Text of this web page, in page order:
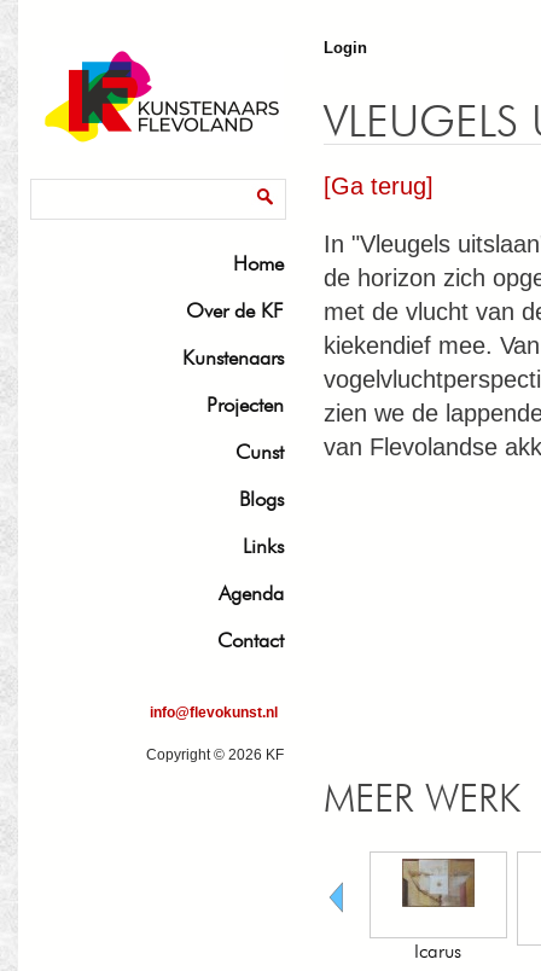
Home
Over de KF
Kunstenaars
Projecten
Cunst
Blogs
Links
Agenda
Contact
info@flevokunst.nl
Copyright © 2026 KF
Login
VLEUGELS
[Ga terug]
In "Vleugels
de horizon zich
met de vlucht van
kiekendief mee.
zien we de
van Flevolandse
MEER WERK
De